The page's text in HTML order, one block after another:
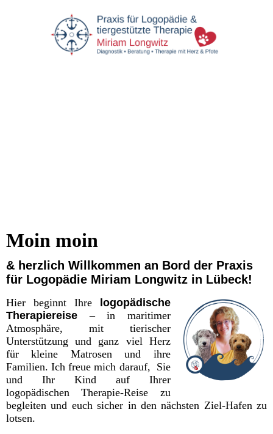
Moin moin
& herzlich Willkommen an Bord der Praxis
für Logopädie Miriam Longwitz in Lübeck!
Hier beginnt Ihre
logopädische
Therapiereise – in maritimer
Atmosphäre, mit tierischer
Unterstützung und ganz viel Herz
für kleine Matrosen und ihre
Familien.Ich freue mich darauf, Sie
und Ihr Kind auf Ihrer
logopädischen Therapie-Reise zu
begleiten und euch sicher in den nächsten Ziel-Hafen zu
lotsen.